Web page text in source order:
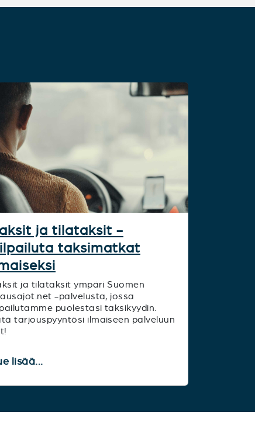
ja tilataksit -
taksimatkat
ja tilataksit ympäri Suomen
-palvelusta, jossa
puolestasi taksikyydin.
tarjouspyyntösi ilmaiseen palveluun
lisää...